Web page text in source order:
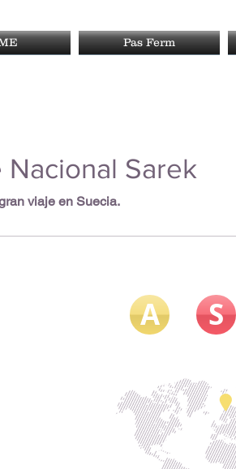
Pas Ferm
Sarek
viaje en Suecia.
A S